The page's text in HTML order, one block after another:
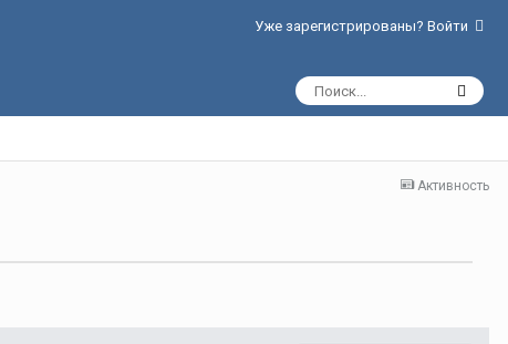
Уже зарегистрированы? Войти
Активность